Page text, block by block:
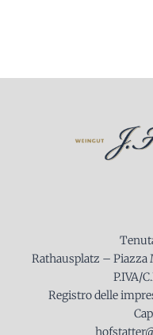
Rathausplatz – Piazza
P.IVA/
Registro delle